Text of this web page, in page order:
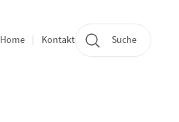
Quicklinks
Home Kontakt Suche